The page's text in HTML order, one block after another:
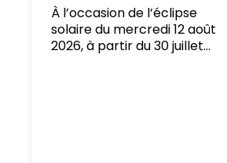
À l’occasion de l’éclipse
solaire du mercredi 12 août
2026, à partir du 30 juillet